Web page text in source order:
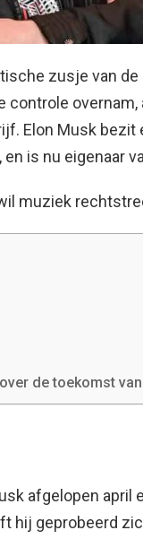
zusje van
controle
Elon Musk
is nu eigenaar
wil muziek
de toekomst
afgelopen april
hij geprobeerd